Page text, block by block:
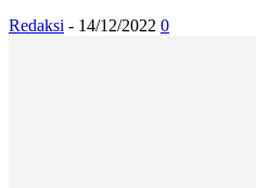
Redaksi - 14/12/2022 0